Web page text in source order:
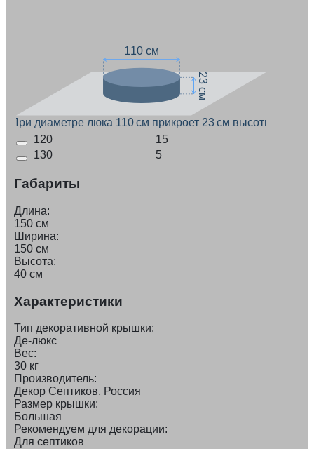
110 см
23 см
При диаметре люка 110 см прикроет 23 см высоты
120
15
130
5
Габариты
Длина:
150 см
Ширина:
150 см
Высота:
40 см
Характеристики
Тип декоративной крышки:
Де-люкс
Вес:
30 кг
Производитель:
Декор Септиков, Россия
Размер крышки:
Большая
Рекомендуем для декорации:
Для септиков